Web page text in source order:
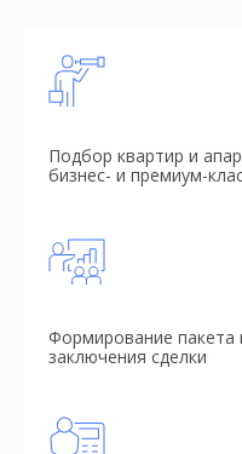
Подбор квартир и
бизнес- и премиум-
Формирование пакета
заключения сделки